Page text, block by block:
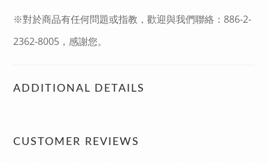
※對於商品有任何問題或指教，歡迎與我們聯絡： 886-2-
2362-8005 ，感謝您。
ADDITIONAL DETAILS
CUSTOMER REVIEWS